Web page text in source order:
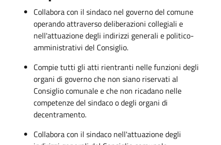
Collabora con il sindaco nel governo del comune
operando attraverso deliberazioni collegiali e
nell'attuazione degli indirizzi generali e politico-
amministrativi del Consiglio.
Compie tutti gli atti rientranti nelle funzioni degli
organi di governo che non siano riservati al
Consiglio comunale e che non ricadano nelle
competenze del sindaco o degli organi di
decentramento.
Collabora con il sindaco nell'attuazione degli